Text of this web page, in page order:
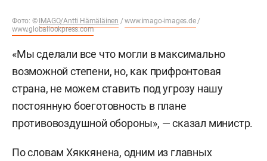
Фото: © IMAGO/Antti Hämäläinen /www.imago-images.de/
www.globallookpress.com
«Мы сделали все что могли в максимально
возможной степени, но, как прифронтовая
страна, не можем ставить под угрозу нашу
постоянную боеготовность в плане
противовоздушной обороны», — сказал министр.
По словам Хяккянена, одним из главных